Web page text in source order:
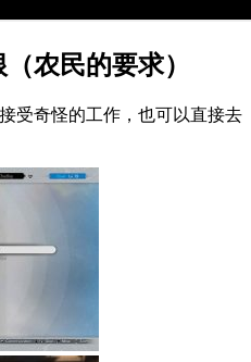
农民的要求）
受奇怪的工作，也可以直接去